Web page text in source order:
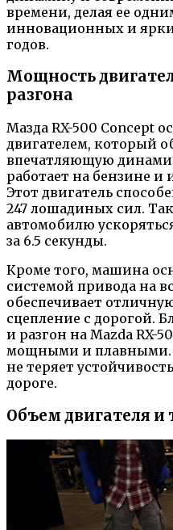
времени, делая ее
инновационных и
годов.
Мощность
разгона
Мазда RX-500 Concept
двигателем, который
впечатляющую
работает на бензине и
Этот двигатель
247 лошадиных сил.
автомобилю
за 6.5 секунды.
Кроме того, машина
системой привода на
обеспечивает
сцепление с дорогой.
и разгон на Mazda RX-
мощными и плавными.
не теряет
дороге.
Объем двигателя и